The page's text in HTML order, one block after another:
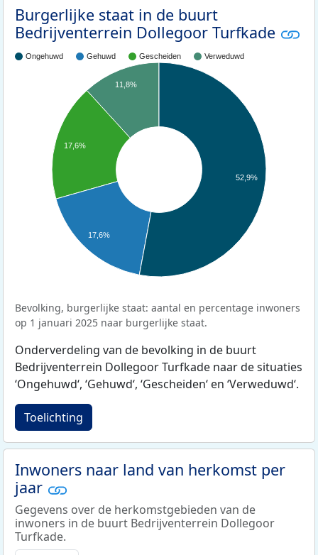
Burgerlijke staat in de buurt
Bedrijventerrein Dollegoor Turfkade
Ongehuwd Gehuwd Gescheiden Verweduwd
11,8%
17,6%
17,6%
52,9%
Bevolking, burgerlijke staat: aantal en percentage inwoners
op 1 januari 2025 naar burgerlijke staat.
Onderverdeling van de bevolking in de buurt
Bedrijventerrein Dollegoor Turfkade naar de situaties
‘Ongehuwd‘, ‘Gehuwd‘, ‘Gescheiden‘ en ‘Verweduwd‘.
Toelichting
Inwoners naar land van herkomst per
jaar
Gegevens over de herkomstgebieden van de
inwoners in de buurt Bedrijventerrein Dollegoor
Turfkade.